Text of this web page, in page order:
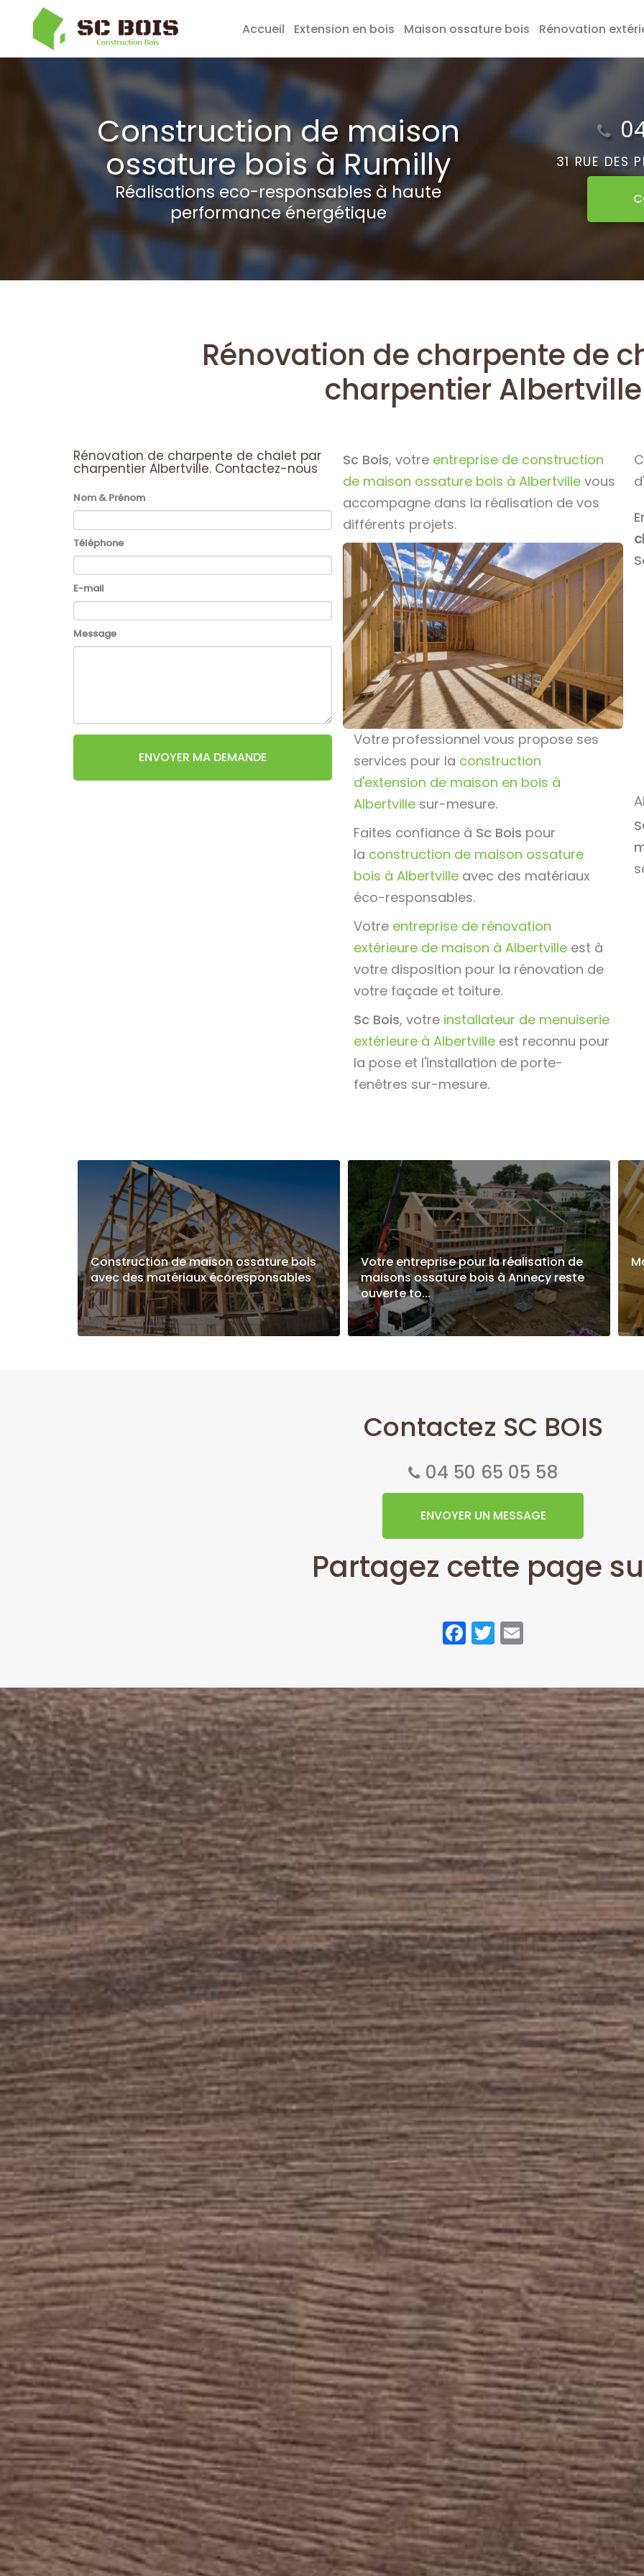
Aller
contenu
Accueil Extension en bois Maison ossature bois Rénovation
Construction de maison
ossature bois à Rumilly
Réalisations eco-responsables à haute
performance énergétique
31 RUE DES
Rénovation de charpente de
charpentier Albertville
Rénovation de charpente de chalet par
charpentier Albertville. Contactez-nous
Nom & Prénom
Téléphone
E-mail
Message
ENVOYER MA DEMANDE
Sc Bois, votre entreprise de construction
de maison ossature bois à Albertville vous
accompagne dans la réalisation de vos
différents projets.
Votre professionnel vous propose ses
services pour la construction
d'extension de maison en bois à
Albertville sur-mesure.
Faites confiance à Sc Bois pour
la construction de maison ossature
bois à Albertville avec des matériaux
éco-responsables.
Votre entreprise de rénovation
extérieure de maison à Albertville est à
votre disposition pour la rénovation de
votre façade et toiture.
Sc Bois, votre installateur de menuiserie
extérieure à Albertville est reconnu pour
la pose et l'installation de porte-
fenêtres sur-mesure.
Construction de maison ossature bois
avec des matériaux écoresponsables
Votre entreprise pour la réalisation de
maisons ossature bois à Annecy reste
ouverte to...
Contactez SC BOIS
04 50 65 05 58
ENVOYER UN MESSAGE
Partagez cette page
Facebook
Twitter